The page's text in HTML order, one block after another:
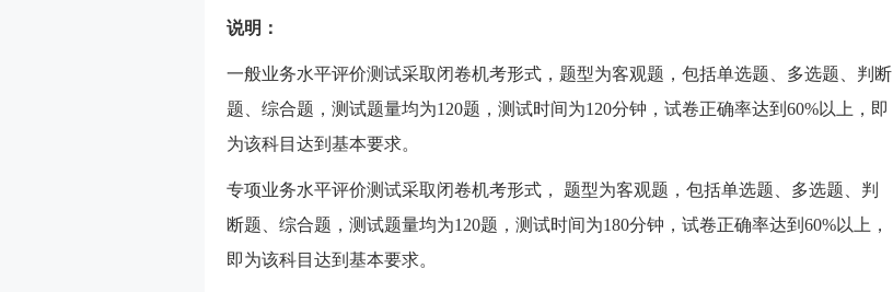
说明：
一般业务水平评价测试采取闭卷机考形式，题型为客观题，包括单选题、多选题、判断
题、综合题，测试题量均为120题，测试时间为120分钟，试卷正确率达到60%以上，即
为该科目达到基本要求。
专项业务水平评价测试采取闭卷机考形式， 题型为客观题，包括单选题、多选题、判
断题、综合题，测试题量均为120题，测试时间为180分钟，试卷正确率达到60%以上，
即为该科目达到基本要求。